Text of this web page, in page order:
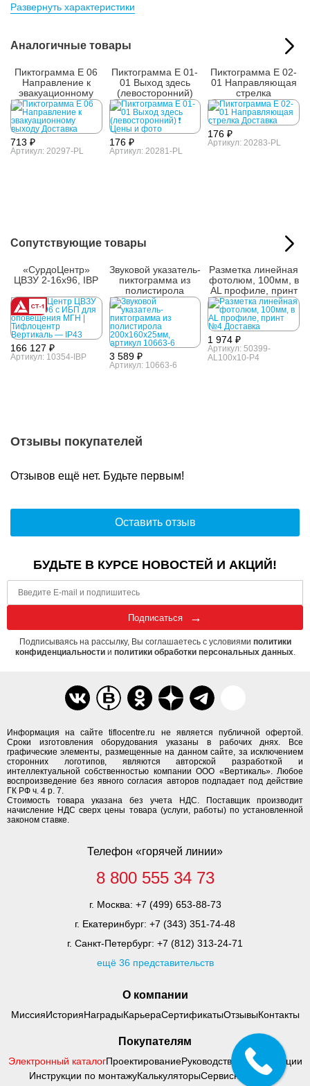
Вес:
0.08 кг
Развернуть характеристики
Аналогичные товары
Пиктограмма E 06
Направление к
эвакуационному
выходу
713 ₽
Артикул: 20297-PL
Пиктограмма E 01-
01 Выход здесь
(левосторонний)
176 ₽
Артикул: 20281-PL
Пиктограмма E 02-
01 Направляющая
стрелка
176 ₽
Артикул: 20283-PL
Сопутствующие товары
«СурдоЦентр»
ЦВЗУ 2-16х96, IBP
166 127 ₽
Артикул: 10354-IBP
Звуковой указатель-
пиктограмма из
полистирола
200x160x25мм
3 589 ₽
Артикул: 10663-6
Разметка линейная
фотолюм, 100мм, в
AL профиле, принт
№4
1 974 ₽
Артикул: 50399-
AL100x10-P4
Отзывы покупателей
Отзывов ещё нет. Будьте первым!
Оставить отзыв
О компании
МиссияИсторияНаградыКарьераСертификатыОтзывыКонтакты
Информация на сайте tiflocentre.ru не является публичной офертой.
Сроки изготовления оборудования указаны в рабочих днях. Все
графические элементы, размещенные на данном сайте, за исключением
сторонних логотипов, являются авторской разработкой и
интеллектуальной собственностью компании ООО «Вертикаль». Любое
воспроизведение без явного согласия авторов подпадает под действие
ГК РФ ч. 4 р. 7.
Стоимость товара указана без учета НДС. Поставщик производит
начисление НДС сверх цены товара (услуги, работы) по установленной
законом ставке.
Покупателям
Электронный каталогПроектированиеРуководства по адаптации
Инструкции по монтажуКалькуляторыСервисный центр
Телефон «горячей линии»
8 800 555 34 73
г. Москва: +7 (499) 653-88-73
г. Екатеринбург: +7 (343) 351-74-48
г. Санкт-Петербург: +7 (812) 313-24-71
ещё 36 представительств
БУДЬТЕ В КУРСЕ НОВОСТЕЙ И АКЦИЙ!
Подписаться
Подписываясь на рассылку, Вы соглашаетесь с условиями политики
конфиденциальностии политики обработки персональных данных.